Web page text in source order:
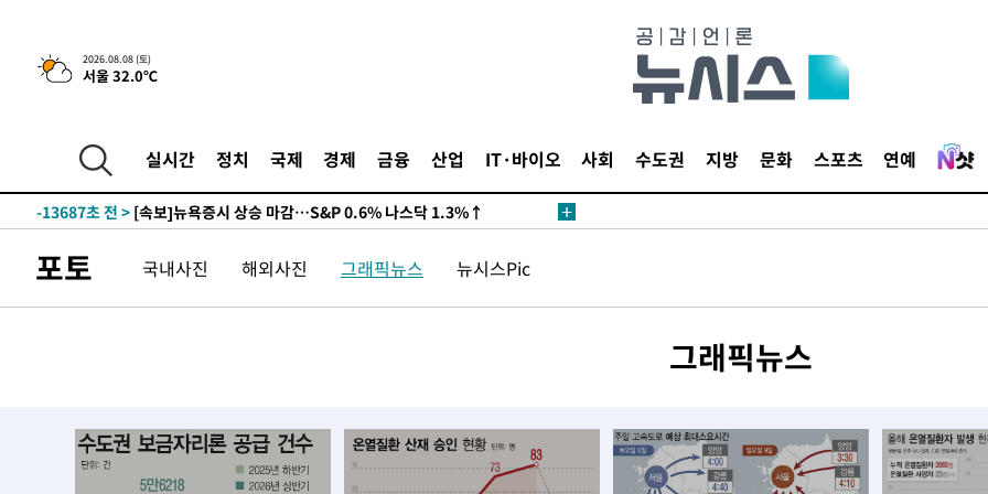
2026.08.08 (토)
서울 32.0℃
실시간 정치 국제 경제 금융 산업 IT·바이오 사회 수도권 지방 문화 스포츠 연예
-31940초 전 >
[속보]'압수수색·성접대 논란' 축구협회 "실망과 걱정 안겨드려 죄
-20561초 전 >
-13687초 전 > [속보]뉴욕증시 상승 마감…S&P 0.6% 나스닥 1.3%↑
송"
-20561초 전 >
'최고 37도' 폭염 지속…강원동해안 최대 150㎜ 비
-13687초 전 >[속보]뉴욕증시 상승 마감…S&P 0.6% 나스닥 1.3%↑
포토 국내사진 해외사진 그래픽뉴스 뉴시스Pic
그래픽뉴스